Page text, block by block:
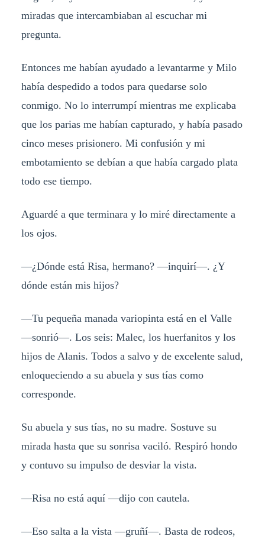
miradas que intercambiaban al escuchar mi
pregunta.
Entonces me habían ayudado a levantarme y Milo
había despedido a todos para quedarse solo
conmigo. No lo interrumpí mientras me explicaba
que los parias me habían capturado, y había pasado
cinco meses prisionero. Mi confusión y mi
embotamiento se debían a que había cargado plata
todo ese tiempo.
Aguardé a que terminara y lo miré directamente a
los ojos.
—¿Dónde está Risa, hermano? —inquirí—. ¿Y
dónde están mis hijos?
—Tu pequeña manada variopinta está en el Valle
—sonrió—. Los seis: Malec, los huerfanitos y los
hijos de Alanis. Todos a salvo y de excelente salud,
enloqueciendo a su abuela y sus tías como
corresponde.
Su abuela y sus tías, no su madre. Sostuve su
mirada hasta que su sonrisa vaciló. Respiró hondo
y contuvo su impulso de desviar la vista.
—Risa no está aquí —dijo con cautela.
—Eso salta a la vista —gruñí—. Basta de rodeos,